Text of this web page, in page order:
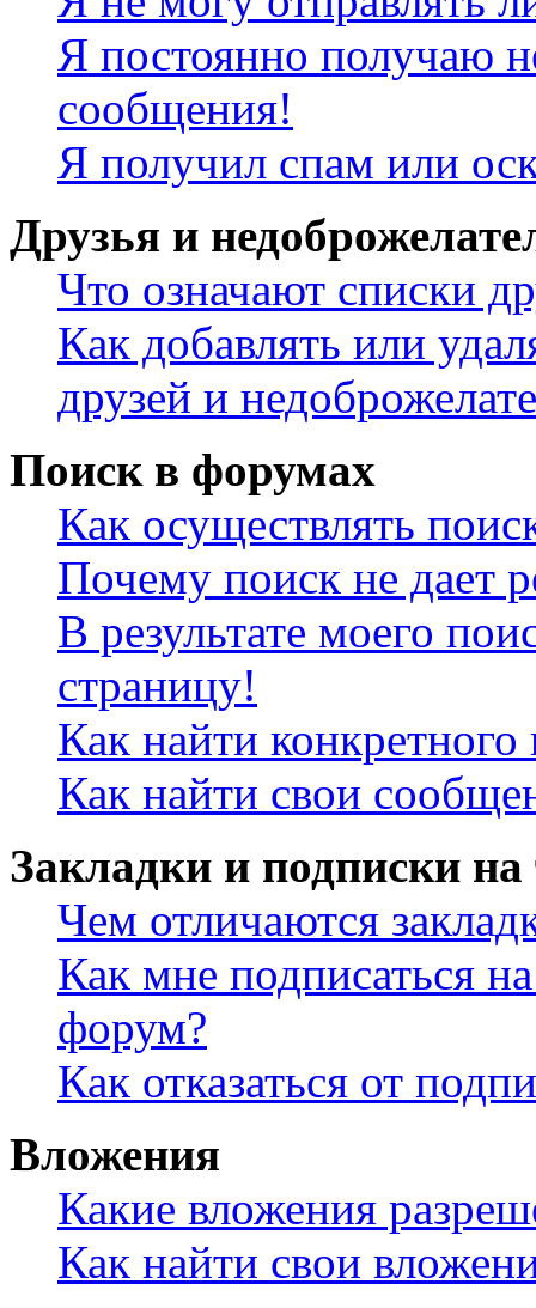
Я постоянно получаю
сообщения!
Я получил спам или
Друзья и
Что означают списки
Как добавлять или
друзей и
Поиск в форумах
Как осуществлять
Почему поиск не дает
В результате моего
страницу!
Как найти конкретного
Как найти свои
Закладки и подписки
Чем отличаются
Как мне подписаться
форум?
Как отказаться от
Вложения
Какие вложения
Как найти свои